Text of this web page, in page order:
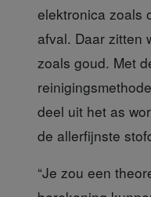
elektronica zoals
afval. Daar zitten
zoals goud. Met
deel uit het as
de allerfijnste
“Je zou een